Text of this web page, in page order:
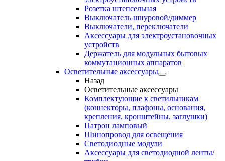
Розетка штепсельная
Выключатель шнуровой/диммер
Выключатели, переключатели
Аксессуары для электроустановочных
устройств
Держатель для модульных бытовых
коммутационных аппаратов
Осветительные аксессуары
Назад
Осветительные аксессуары
Комплектующие к светильникам
(коннекторы, плафоны, основания,
крепления, кронштейны, заглушки)
Патрон ламповый
Шинопровод для освещения
Светодиодные модули
Аксессуары для светодиодной ленты/